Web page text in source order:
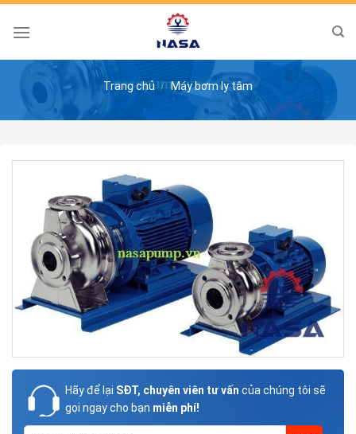
Skip
Trang chủ / Máy bơm ly tâm
Hãy để lại SĐT, chuyên viên tư vấn của chúng tôi sẽ
gọi ngay cho bạn miễn phí!